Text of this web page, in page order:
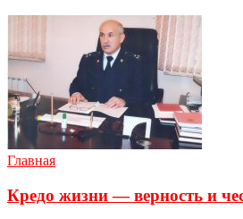
Главная
Кредо жизни — верность и